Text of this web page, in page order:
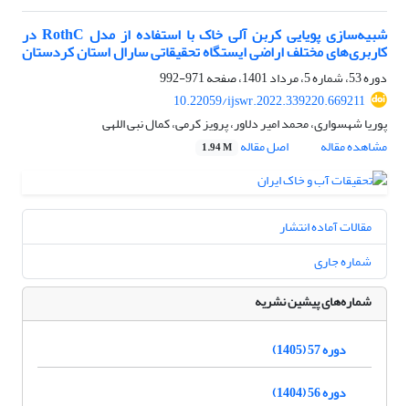
شبیه‌سازی پویایی کربن آلی خاک با استفاده از مدل RothC در
کاربری‌های مختلف اراضی ایستگاه تحقیقاتی سارال استان کردستان
دوره 53، شماره 5، مرداد 1401، صفحه
971-992
10.22059/ijswr.2022.339220.669211
پوریا شهسواری، محمد امیر دلاور، پرویز کرمی، کمال نبی اللهی
مشاهده مقاله
اصل مقاله 1.94 M
مقالات آماده انتشار
شماره جاری
شماره‌های پیشین نشریه
دوره 57 (1405)
دوره 56 (1404)